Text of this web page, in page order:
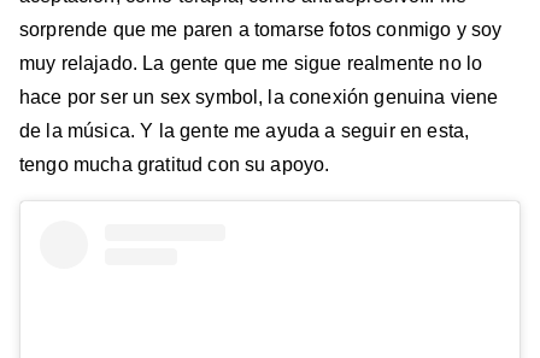
sorprende que me paren a tomarse fotos conmigo y soy
muy relajado. La gente que me sigue realmente no lo
hace por ser un sex symbol, la conexión genuina viene
de la música. Y la gente me ayuda a seguir en esta,
tengo mucha gratitud con su apoyo.